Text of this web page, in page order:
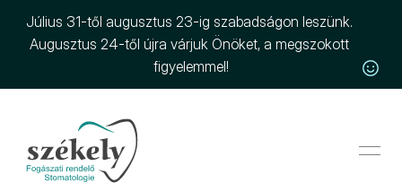
Július 31-től augusztus 23-ig szabadságon leszünk.
Augusztus 24-től újra várjuk Önöket, a megszokott
figyelemmel!